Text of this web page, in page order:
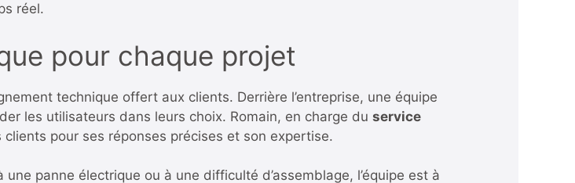
réel.
pour chaque projet
technique offert aux clients. Derrière l’entreprise, une équipe
les utilisateurs dans leurs choix. Romain, en charge du service
pour ses réponses précises et son expertise.
panne électrique ou à une difficulté d’assemblage, l’équipe est à